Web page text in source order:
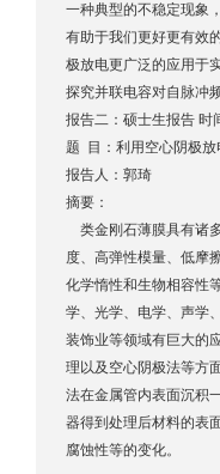
一种典型的不稳定现象
有助于我们更好更有效
极放电更广泛的应用于
探究并联电容对自脉冲
报告二：硕士生报告 时
题 目：利用空心阴极
报告人：郭琦
摘要：
类金刚石薄膜具有诸
度、高弹性模量、低摩
化学惰性和生物相容性
学、光学、电学、声学
装饰业等领域有巨大的
理以及空心阴极法等方
法在金属管内表面沉积
器得到处理后材料的表
腐蚀性等的变化。